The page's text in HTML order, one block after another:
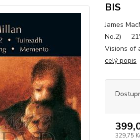
BIS
James
No.2)
Visions
celý popis
329,75